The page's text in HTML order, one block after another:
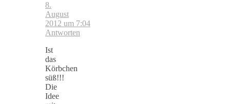
8.
August
2012 um 7:04
Antworten
Ist
das
Körbchen
süß!!!
Die
Idee